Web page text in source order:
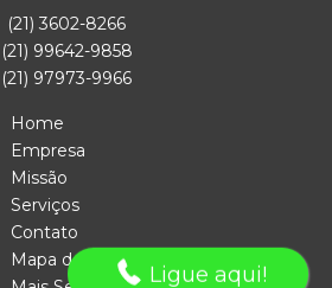
(21) 3602-8266
(21) 99642-9858
(21) 97973-9966
Home
Empresa
Missão
Serviços
Contato
Mapa do site
Ligue aqui!